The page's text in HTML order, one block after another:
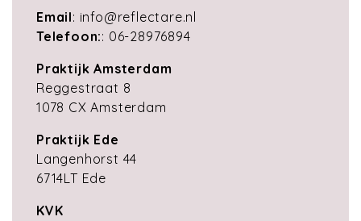
Email: info@reflectare.nl
Telefoon:: 06-28976894
Praktijk Amsterdam
Reggestraat 8
1078 CX Amsterdam
Praktijk Ede
Langenhorst 44
6714LT Ede
KVK